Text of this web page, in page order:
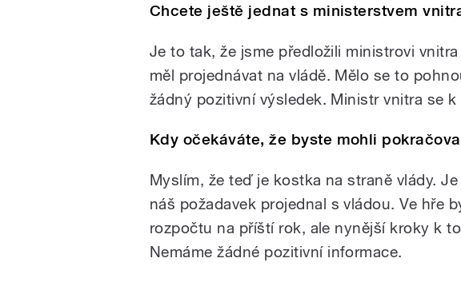
Chcete ještě jednat s ministerstvem
Je to tak, že jsme předložili ministrovi
měl projednávat na vládě. Mělo se to
žádný pozitivní výsledek. Ministr vnitra se
Kdy očekáváte, že byste mohli
Myslím, že teď je kostka na straně vlády.
náš požadavek projednal s vládou. Ve hře
rozpočtu na příští rok, ale nynější kroky k
Nemáme žádné pozitivní informace.